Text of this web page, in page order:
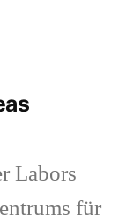
Labors
für